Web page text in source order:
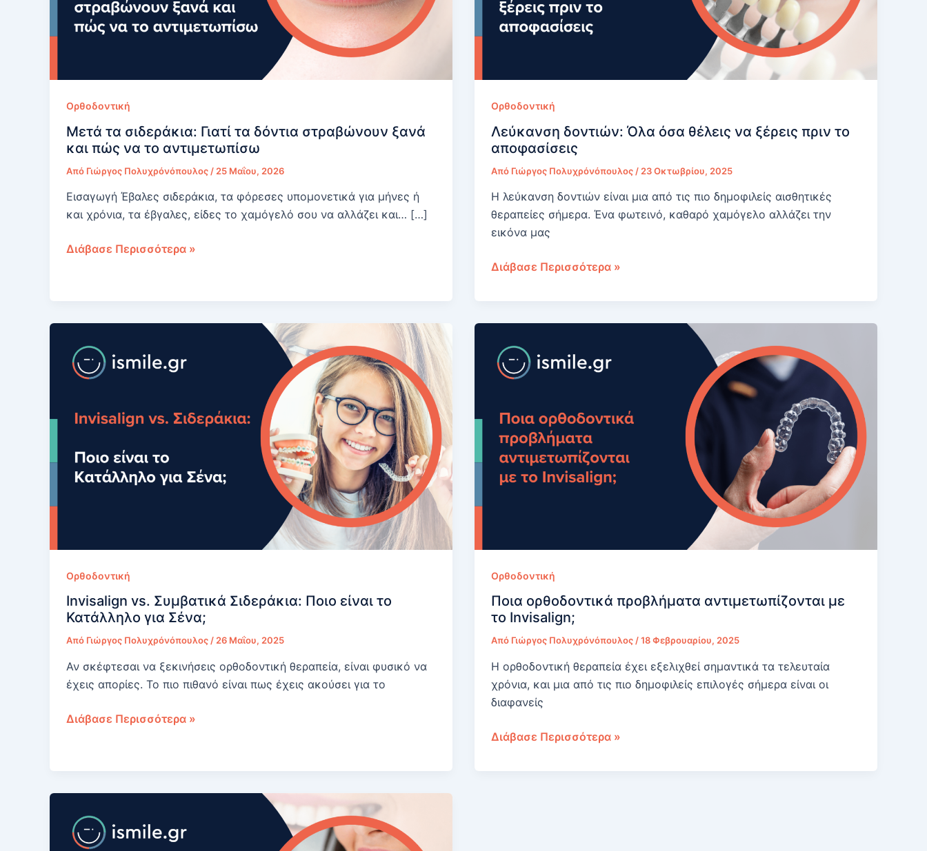
Ορθοδοντική
Μετά τα σιδεράκια: Γιατί τα δόντια στραβώνουν ξανά
και πώς να το αντιμετωπίσω
Από Γιώργος Πολυχρόνόπουλος / 25 Μαΐου, 2026
Εισαγωγή Έβαλες σιδεράκια, τα φόρεσες υπομονετικά για μήνες ή
και χρόνια, τα έβγαλες, είδες το χαμόγελό σου να αλλάζει και… […]
Μετά
τα
στραβώνουν
ξανά
πώς
να
αντιμετωπίσω
Διάβασε Περισσότερα »
Ορθοδοντική
Λεύκανση δοντιών: Όλα όσα θέλεις να ξέρεις πριν το
αποφασίσεις
Από Γιώργος Πολυχρόνόπουλος / 23 Οκτωβρίου, 2025
Η λεύκανση δοντιών είναι μια από τις πιο δημοφιλείς αισθητικές
θεραπείες σήμερα. Ένα φωτεινό, καθαρό χαμόγελο αλλάζει την
εικόνα μας
Λεύκανση
όσα
να
ξέρεις
το
αποφασίσεις
Διάβασε Περισσότερα »
Ορθοδοντική
Invisalign vs. Συμβατικά Σιδεράκια: Ποιο είναι το
Κατάλληλο για Σένα;
Από Γιώργος Πολυχρόνόπουλος/26 Μαΐου, 2025
Αν σκέφτεσαι να ξεκινήσεις ορθοδοντική θεραπεία, είναι φυσικό να
έχεις απορίες. Το πιο πιθανό είναι πως έχεις ακούσει για το
Invisalign
το
Κατάλληλο
Διάβασε Περισσότερα »
Ορθοδοντική
Ποια ορθοδοντικά προβλήματα αντιμετωπίζονται με
το Invisalign;
Από Γιώργος Πολυχρόνόπουλος/18 Φεβρουαρίου, 2025
Η ορθοδοντική θεραπεία έχει εξελιχθεί σημαντικά τα τελευταία
χρόνια, και μια από τις πιο δημοφιλείς επιλογές σήμερα είναι οι
διαφανείς
Ποια
Διάβασε Περισσότερα »